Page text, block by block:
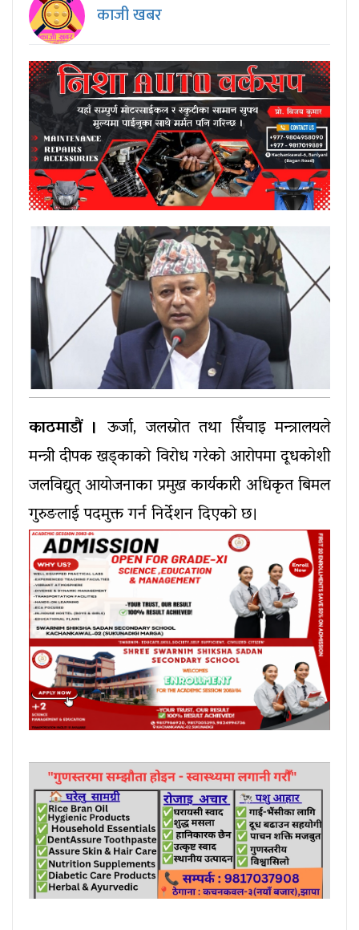
काजी खबर
काठमाडौं । ऊर्जा, जलस्रोत तथा सिँचाइ मन्त्रालयले
मन्त्री दीपक खड्काको विरोध गरेको आरोपमा दूधकोशी
जलविद्युत् आयोजनाका प्रमुख कार्यकारी अधिकृत बिमल
गुरुङलाई पदमुक्त गर्न निर्देशन दिएको छ।